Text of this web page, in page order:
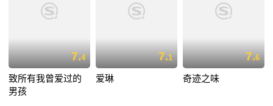
7.4
致所有我曾爱过的
男孩
7.1
爱琳
7.6
奇迹之味